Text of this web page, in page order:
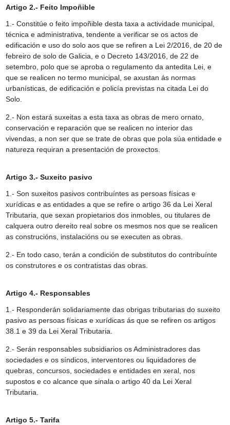
Artigo 2.- Feito Impoñible
1.- Constitúe o feito impoñible desta taxa a actividade municipal,
técnica e administrativa, tendente a verificar se os actos de
edificación e uso do solo aos que se refiren a Lei 2/2016, de 20 de
febreiro de solo de Galicia, e o Decreto 143/2016, de 22 de
setembro, polo que se aproba o regulamento da antedita Lei, e
que se realicen no termo municipal, se axustan ás normas
urbanísticas, de edificación e policía previstas na citada Lei do
Solo.
2.- Non estará suxeitas a esta taxa as obras de mero ornato,
conservación e reparación que se realicen no interior das
vivendas, a non ser que se trate de obras que pola súa entidade e
natureza requiran a presentación de proxectos.
Artigo 3.- Suxeito pasivo
1.- Son suxeitos pasivos contribuíntes as persoas físicas e
xurídicas e as entidades a que se refire o artigo 36 da Lei Xeral
Tributaria, que sexan propietarios dos inmobles, ou titulares de
calquera outro dereito real sobre os mesmos nos que se realicen
as construcións, instalacións ou se executen as obras.
2.- En todo caso, terán a condición de substitutos do contribuínte
os construtores e os contratistas das obras.
Artigo 4.- Responsables
1.- Responderán solidariamente das obrigas tributarias do suxeito
pasivo as persoas físicas e xurídicas ás que se refiren os artigos
38.1 e 39 da Lei Xeral Tributaria.
2.- Serán responsables subsidiarios os Administradores das
sociedades e os síndicos, interventores ou liquidadores de
quebras, concursos, sociedades e entidades en xeral, nos
supostos e co alcance que sinala o artigo 40 da Lei Xeral
Tributaria.
Artigo 5.- Tarifa